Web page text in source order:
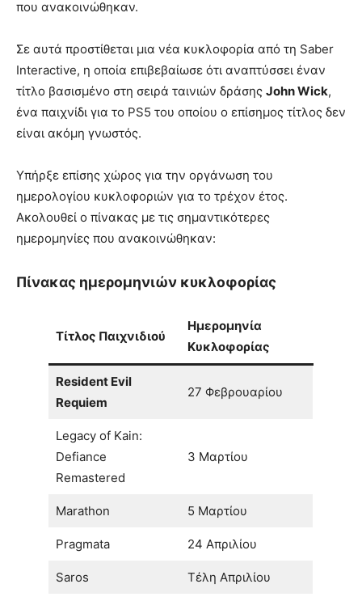
που ανακοινώθηκαν.
Σε αυτά προστίθεται μια νέα κυκλοφορία από τη Saber
Interactive, η οποία επιβεβαίωσε ότι αναπτύσσει έναν
τίτλο βασισμένο στη σειρά ταινιών δράσης John Wick,
ένα παιχνίδι για το PS5 του οποίου ο επίσημος τίτλος δεν
είναι ακόμη γνωστός.
Υπήρξε επίσης χώρος για την οργάνωση του
ημερολογίου κυκλοφοριών για το τρέχον έτος.
Ακολουθεί ο πίνακας με τις σημαντικότερες
ημερομηνίες που ανακοινώθηκαν:
Πίνακας ημερομηνιών κυκλοφορίας
Τίτλος Παιχνιδιού
Ημερομηνία
Κυκλοφορίας
Resident Evil
Requiem
27 Φεβρουαρίου
Legacy of Kain:
Defiance
Remastered
3 Μαρτίου
Marathon 5 Μαρτίου
Pragmata 24 Απριλίου
Saros Τέλη Απριλίου